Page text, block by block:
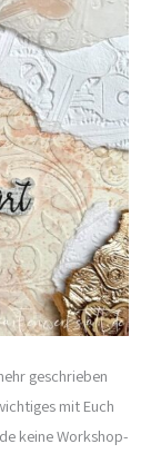
geschrieben
mit Euch
keine Workshop-